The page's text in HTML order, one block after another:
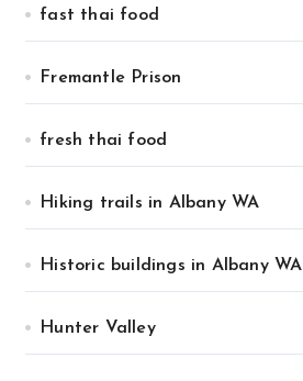
fast thai food
Fremantle Prison
fresh thai food
Hiking trails in Albany WA
Historic buildings in Albany WA
Hunter Valley